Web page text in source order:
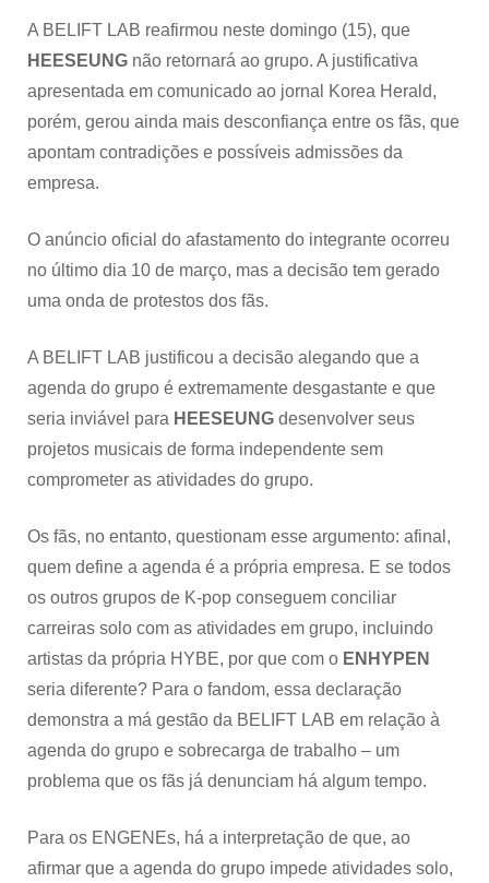
apontam
má
gestão
de
agenda
A BELIFT LAB reafirmou neste domingo (15), que
HEESEUNG não retornará ao grupo. A justificativa
apresentada em comunicado ao jornal Korea Herald,
porém, gerou ainda mais desconfiança entre os fãs, que
apontam contradições e possíveis admissões da
empresa.
O anúncio oficial do afastamento do integrante ocorreu
no último dia 10 de março, mas a decisão tem gerado
uma onda de protestos dos fãs.
A BELIFT LAB justificou a decisão alegando que a
agenda do grupo é extremamente desgastante e que
seria inviável para HEESEUNG desenvolver seus
projetos musicais de forma independente sem
comprometer as atividades do grupo.
Os fãs, no entanto, questionam esse argumento: afinal,
quem define a agenda é a própria empresa. E se todos
os outros grupos de K-pop conseguem conciliar
carreiras solo com as atividades em grupo, incluindo
artistas da própria HYBE, por que com o ENHYPEN
seria diferente? Para o fandom, essa declaração
demonstra a má gestão da BELIFT LAB em relação à
agenda do grupo e sobrecarga de trabalho – um
problema que os fãs já denunciam há algum tempo.
Para os ENGENEs, há a interpretação de que, ao
afirmar que a agenda do grupo impede atividades solo,